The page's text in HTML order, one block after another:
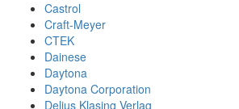
Castrol
Craft-Meyer
CTEK
Dainese
Daytona
Daytona Corporation
Delius Klasing Verlag